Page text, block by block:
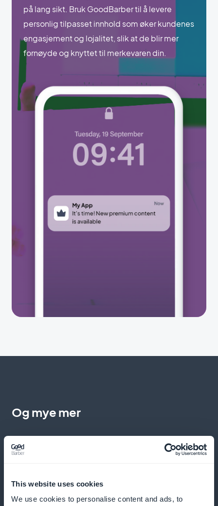
This website uses cookies
We use cookies to personalise content and ads, to
på lang sikt. Bruk GoodBarber til å levere
personlig tilpasset innhold som øker kundenes
engasjement og lojalitet, slik at de blir mer
fornøyde og knyttet til merkevaren din.
Og mye mer
Overvåking av forpliktelser